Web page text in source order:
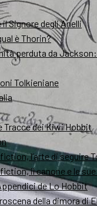
Signore degli Anelli
è Thorin?
perduta da
Tolkieniane
Tracce dei Kiwi Hobbit
l’arte di seguire
il canone e le
de Lo Hobbit
della dimora di